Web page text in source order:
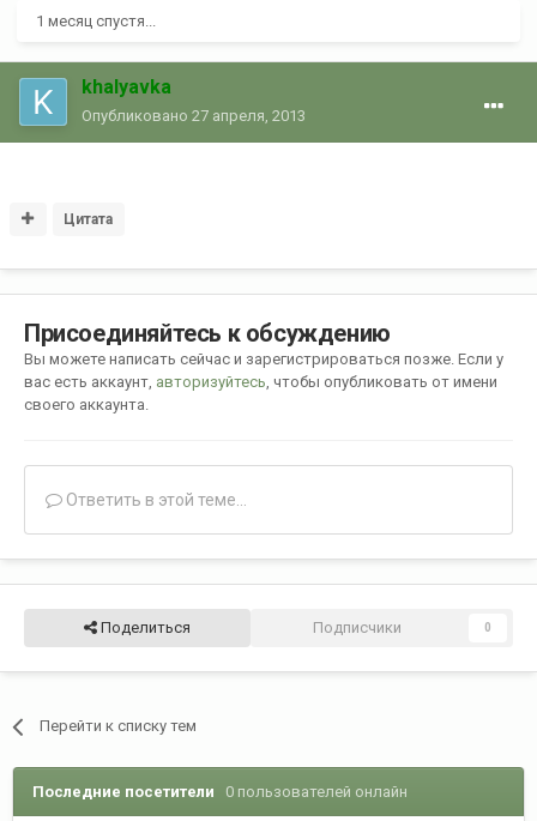
1 месяц спустя...
khalyavka
Опубликовано 27 апреля, 2013
Цитата
Присоединяйтесь к обсуждению
Вы можете написать сейчас и зарегистрироваться позже. Если у
вас есть аккаунт, авторизуйтесь, чтобы опубликовать от имени
своего аккаунта.
Ответить в этой теме...
Поделиться Подписчики 0
Перейти к списку тем
Последние посетители 0 пользователей онлайн